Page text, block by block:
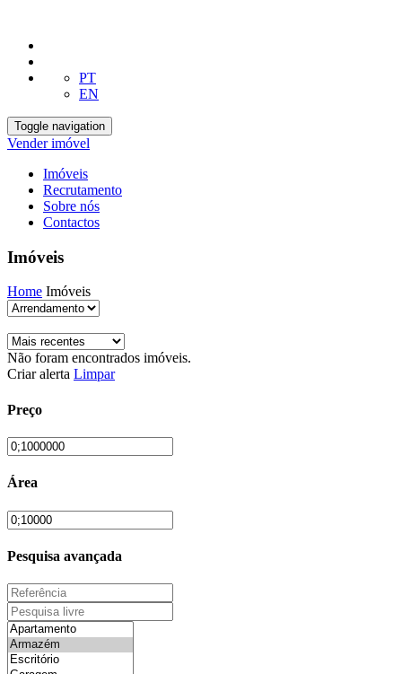
PT
EN
Toggle navigation
Vender imóvel
Imóveis
Recrutamento
Sobre nós
Contactos
Imóveis
Home Imóveis
Não foram encontrados imóveis.
Criar alerta Limpar
Preço
Área
Pesquisa avançada